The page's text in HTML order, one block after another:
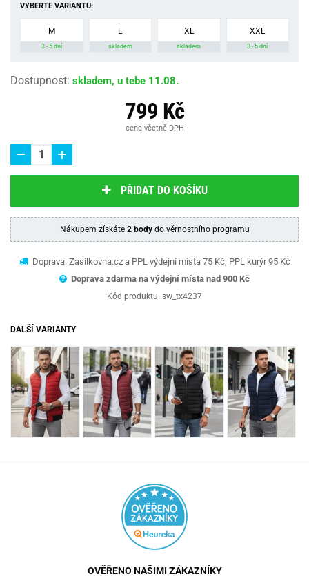
VYBERTE VARIANTU:
M
3 - 5 dní
L
skladem
XL
skladem
XXL
3 - 5 dní
Dostupnost: skladem, u tebe 11.08.
799 Kč
cena včetně DPH
PŘIDAT DO KOŠÍKU
Nákupem získáte 2 bodydo věrnostního programu
Doprava: Zasilkovna.cz a PPL výdejní místa 75 Kč, PPL kurýr 95 Kč
Doprava zdarma na výdejní místa nad 900 Kč
Kód produktu: sw_tx4237
DALŠÍ VARIANTY
OVĚŘENO NAŠIMI ZÁKAZNÍKY